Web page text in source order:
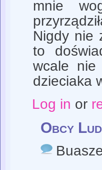
mnie
Nigdy nie
to
wcale
dzieciaka
Log in or
Obcy